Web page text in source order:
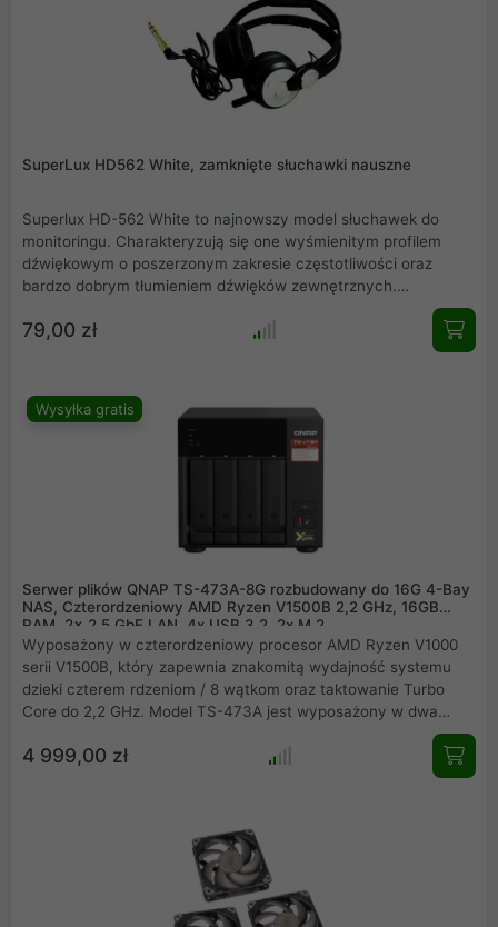
ciepło nawet podczas naciętych obciążeń roboczych, zarówno
tych podczas gier jak i podczas tworzenia treści
SuperLux HD562 White, zamknięte słuchawki nauszne
Superlux HD-562 White to najnowszy model słuchawek do
monitoringu. Charakteryzują się one wyśmienitym profilem
dźwiękowym o poszerzonym zakresie częstotliwości oraz
bardzo dobrym tłumieniem dźwięków zewnętrznych.
Zachowanie odpowiednich proporcji pomiędzy niskimi, średnimi
i wysokimi tonami przełożyło się na bardzo przejrzysty dźwięk,
pozwalający odkryć nam nawet najmniejsze jego szczegóły.
79,00 zł
Wysyłka gratis
Serwer plików QNAP TS-473A-8G rozbudowany do 16G 4-Bay
NAS, Czterordzeniowy AMD Ryzen V1500B 2,2 GHz, 16GB
RAM, 2x 2,5 GbE LAN, 4x USB 3.2, 2x M.2
Wyposażony w czterordzeniowy procesor AMD Ryzen V1000
serii V1500B, który zapewnia znakomitą wydajność systemu
dzieki czterem rdzeniom / 8 wątkom oraz taktowanie Turbo
Core do 2,2 GHz. Model TS-473A jest wyposażony w dwa
porty 2,5GbE RJ45 i dwa gniazda PCIe Gen 3, umożliwiając
elastyczne tworzenie sieci 5GbE/10GbE. Dwa gniazda M.2
NVMe SSD dla technologii Qtier i pamięci podręcznej SSD
użytkownikom przełączanie pomiędzy systemami operacyjnymi
w zależności od potrzeb.
4 999,00 zł